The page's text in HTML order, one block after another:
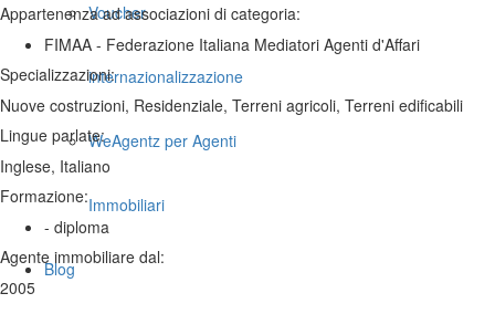
Voucher
internazionalizzazione
WeAgentz per Agenti
Immobiliari
Blog
Appartenenza ad associazioni di categoria:
FIMAA - Federazione Italiana Mediatori Agenti d'Affari
Specializzazioni:
Nuove costruzioni, Residenziale, Terreni agricoli, Terreni edificabili
Lingue parlate:
Inglese, Italiano
Formazione:
- diploma
Agente immobiliare dal:
2005